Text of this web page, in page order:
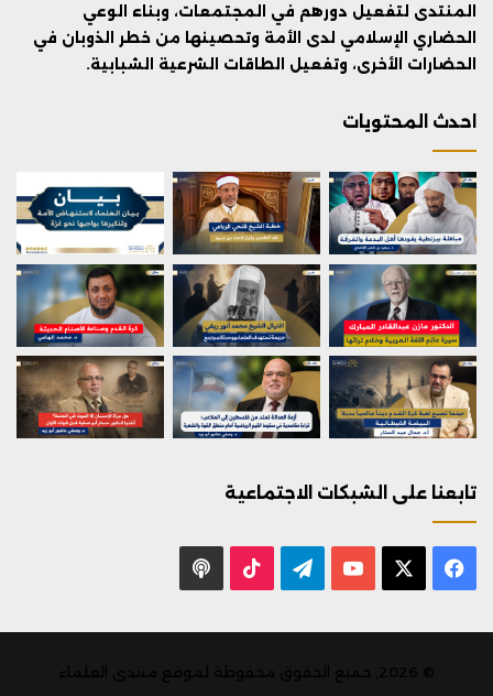
المنتدى لتفعيل دورهم في المجتمعات، وبناء الوعي
الحضاري الإسلامي لدى الأمة وتحصينها من خطر الذوبان في
الحضارات الأخرى، وتفعيل الطاقات الشرعية الشبابية.
احدث المحتويات
تابعنا على الشبكات الاجتماعية
فيسبوك يوتيوب تيلقرام ‫TikTok
© 2026, جميع الحقوق محفوظة لموقع منتدى العلماء